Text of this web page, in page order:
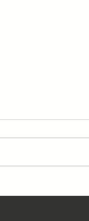
Tạm biệt chim én [D] xưa [Em]